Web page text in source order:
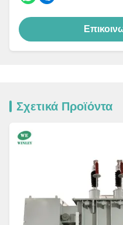
Σχετικά Προϊόντα